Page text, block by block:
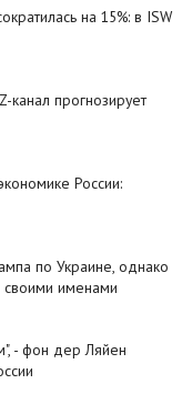
на 15%: в ISW
канал прогнозирует
России:
по Украине, однако
своими именами
- фон дер Ляйен